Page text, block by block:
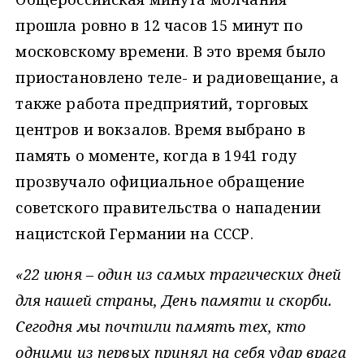
прошла ровно в 12 часов 15 минут по
московскому времени. В это время было
приостановлено теле- и радиовещание, а
также работа предприятий, торговых
центров и вокзалов. Время выбрано в
память о моменте, когда в 1941 году
прозвучало официальное обращение
советского правительства о нападении
нацистской Германии на СССР.
«22 июня – один из самых трагических дней
для нашей страны, День памяти и скорби.
Сегодня мы почтили память тех, кто
одними из первых принял на себя удар врага